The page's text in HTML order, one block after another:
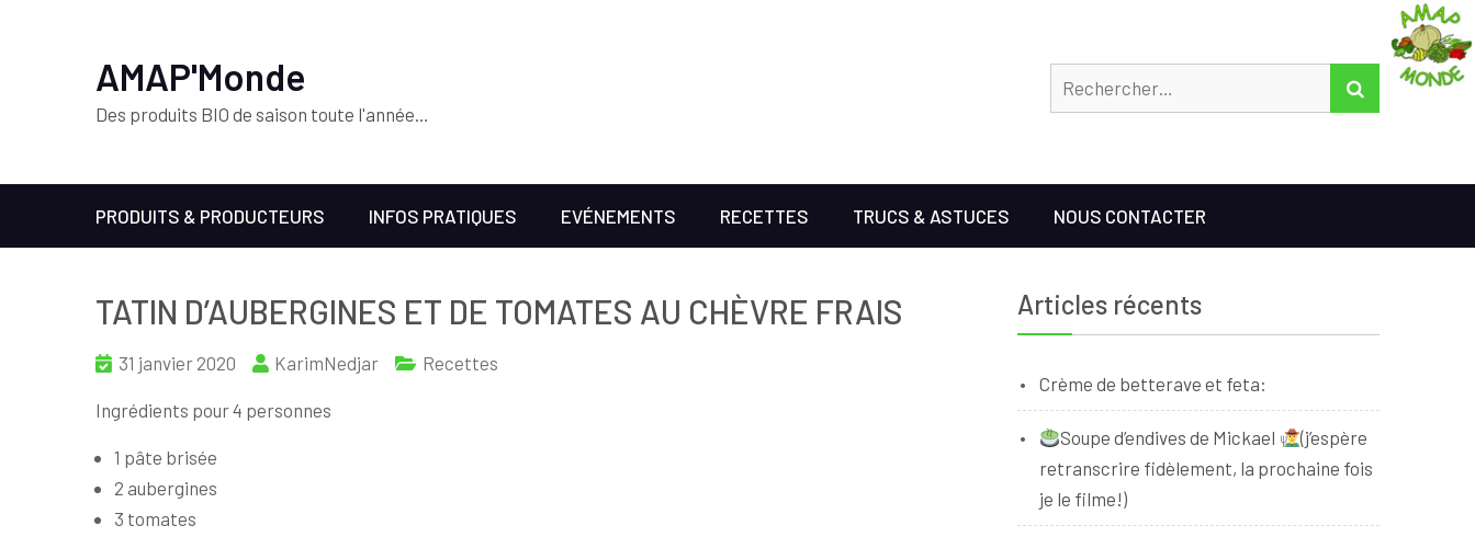
AMAP'Monde
Des produits BIO de saison toute l'année…
RECHERCHER
PRODUITS & PRODUCTEURS INFOS PRATIQUES EVÉNEMENTS RECETTES TRUCS & ASTUCES NOUS CONTACTER
TATIN D’AUBERGINES ET DE TOMATES AU CHÈVRE FRAIS
31 janvier 2020 KarimNedjar Recettes
Ingrédients pour 4 personnes
1 pâte brisée
2 aubergines
3 tomates
Articles récents
Crème de betterave et feta:
Soupe d’endives de Mickael
(j’espère
retranscrire fidèlement, la prochaine fois
je le filme!)